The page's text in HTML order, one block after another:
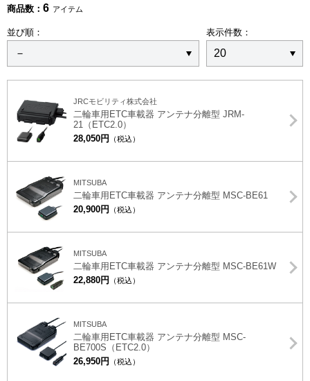
商品数： 6 アイテム
並び順： 表示件数：
JRCモビリティ株式会社
二輪車用ETC車載器 アンテナ分離型 JRM-
21（ETC2.0）
28,050円
（税込）
MITSUBA
二輪車用ETC車載器 アンテナ分離型 MSC-BE61
20,900円
（税込）
MITSUBA
二輪車用ETC車載器 アンテナ分離型 MSC-BE61W
22,880円
（税込）
MITSUBA
二輪車用ETC車載器 アンテナ分離型 MSC-
BE700S（ETC2.0）
26,950円
（税込）